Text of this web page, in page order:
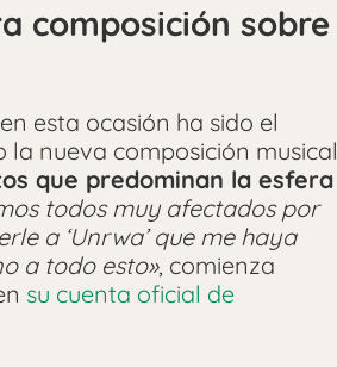
composición sobre
esta ocasión ha sido el
nueva composición musical
que predominan la esfera
todos muy afectados por
a ‘Unrwa’ que me haya
a todo esto», comienza
su cuenta oficial de